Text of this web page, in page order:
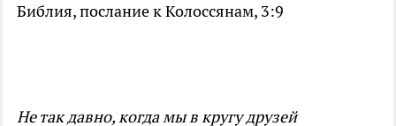
Библия, послание к Колоссянам, 3:9
Не так давно, когда мы в кругу друзей